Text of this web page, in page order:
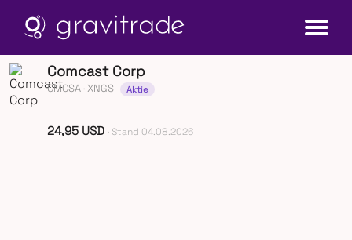
Comcast Corp
CMCSA· XNGS Aktie
24,95 USD · Stand 04.08.2026